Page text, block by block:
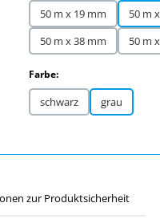
50 m x 19 mm
50 m
50 m x 38 mm
50 m
Farbe:auswählen
schwarz grau
zur Produktsicherheit